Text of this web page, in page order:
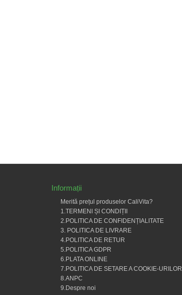
Informații
Merită prețul produselor CaliVita?
1.TERMENI ȘI CONDIȚII
2.POLITICA DE CONFIDENȚIALITATE
3. POLITICA DE LIVRARE
4.POLITICA DE RETUR
5.POLITICA GDPR
6.PLATA ONLINE
7.POLITICA DE SETARE A COOKIE-URILOR
8.ANPC
9.Despre noi